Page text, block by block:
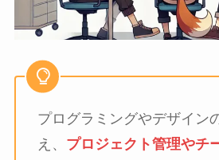
プログラミングやデザイン
え、 プロジェクト管理やチ